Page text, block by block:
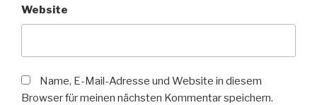
Website
Name, E-Mail-Adresse und Website in diesem
Browser für meinen nächsten Kommentar speichern.